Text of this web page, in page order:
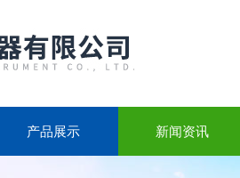
产品展示 新闻资讯